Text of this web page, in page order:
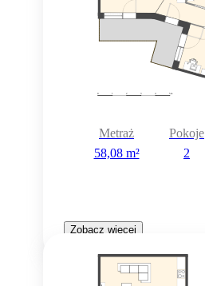
Metraż
58,08 m²
Pokoje
2
Zobacz więcej